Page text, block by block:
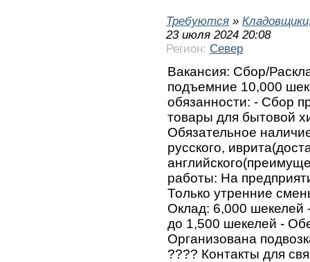
Требуются »
23 июля 2024 20:08
Регион: Север
Вакансия: Сбор/
подъемние 10,000
обязанности: - Сбор
товары для бытовой
Обязательное
русского,
работы: На
Только утренние
Оклад: 6,000
до 1,500 шекелей -
Организована
???? Контакты для